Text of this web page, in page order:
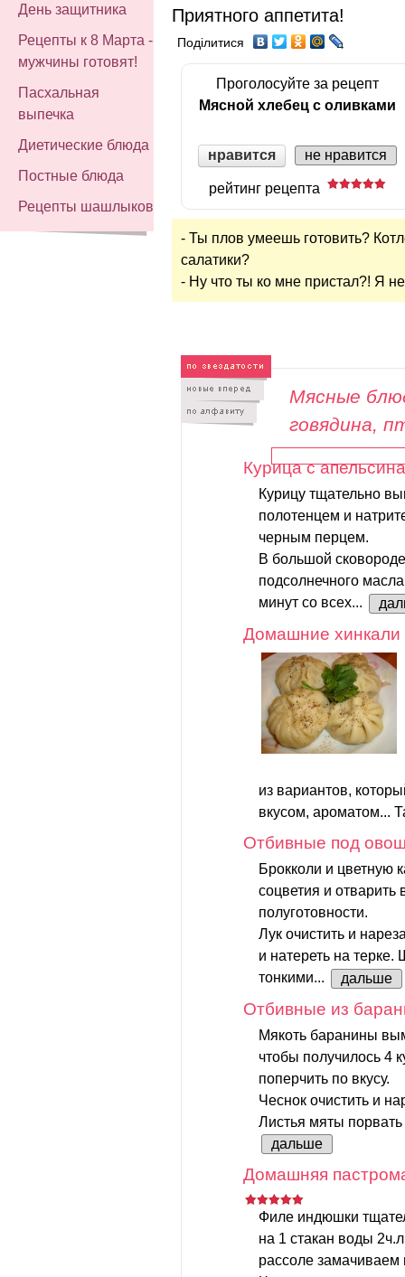
День защитника
Рецепты к 8 Марта -
мужчины готовят!
Пасхальная
выпечка
Диетические блюда
Постные блюда
Рецепты шашлыков
Приятного аппетита!
Поділитися
Проголосуйте за рецепт
Мясной хлебец с оливками
нравится не нравится
рейтинг рецепта
- Ты плов умеешь готовить?
салатики?
- Ну что ты ко мне пристал?! Я
Мясные
говядина,
Курица с
Курицу тщательно
полотенцем и
черным перцем.
В большой
подсолнечного
минут со всех...
Домашние хинкали
из вариантов,
вкусом, ароматом...
Отбивные под
Брокколи и цветную
соцветия и
полуготовности.
Лук очистить и
и натереть на
тонкими...
дальше
Отбивные из
Мякоть баранины
чтобы получилось 4
поперчить по вкусу.
Чеснок очистить и
Листья мяты порвать
дальше
Домашняя
Филе индюшки
на 1 стакан воды
рассоле